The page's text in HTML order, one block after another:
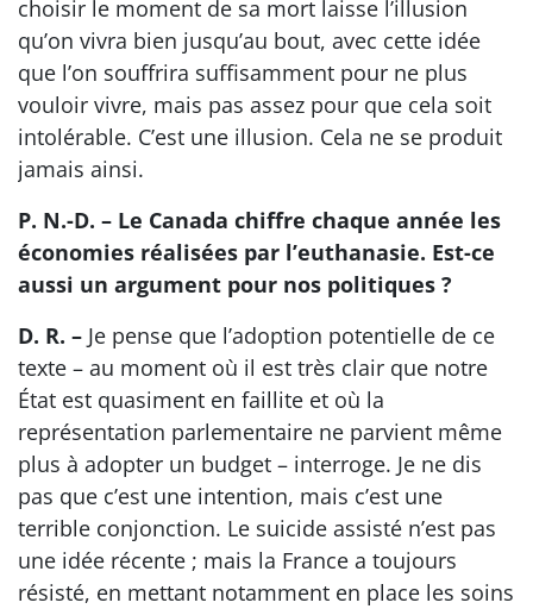
choisir le moment de sa mort laisse l’illusion
qu’on vivra bien jusqu’au bout, avec cette idée
que l’on souffrira suffisamment pour ne plus
vouloir vivre, mais pas assez pour que cela soit
intolérable. C’est une illusion. Cela ne se produit
jamais ainsi.
P. N.-D. – Le Canada chiffre chaque année les
économies réalisées par l’euthanasie. Est-ce
aussi un argument pour nos politiques ?
D. R. – Je pense que l’adoption potentielle de ce
texte – au moment où il est très clair que notre
État est quasiment en faillite et où la
représentation parlementaire ne parvient même
plus à adopter un budget – interroge. Je ne dis
pas que c’est une intention, mais c’est une
terrible conjonction. Le suicide assisté n’est pas
une idée récente ; mais la France a toujours
résisté, en mettant notamment en place les soins